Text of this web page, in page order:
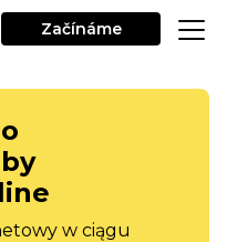
Začínáme
w ciągu